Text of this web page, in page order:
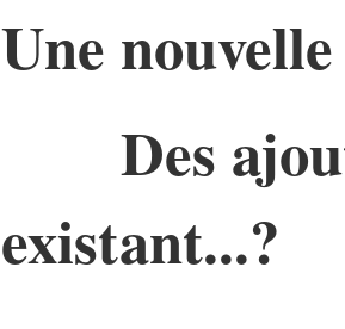
Une
Des
existant...?